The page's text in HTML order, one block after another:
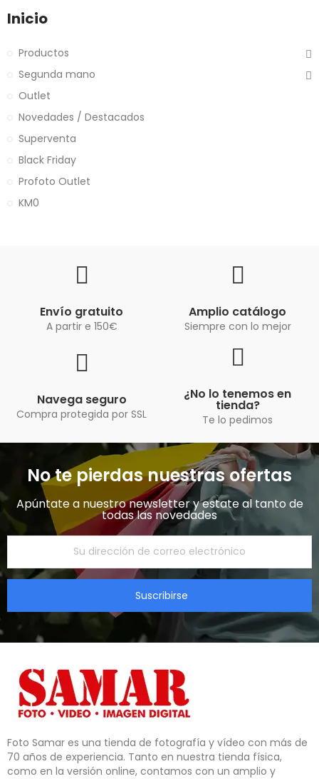
Inicio
Productos
Segunda mano
Outlet
Novedades / Destacados
Superventa
Black Friday
Profoto Outlet
KM0
Envío gratuito
A partir e 150€
Amplio catálogo
Siempre con lo mejor
Navega seguro
Compra protegida por SSL
¿No lo tenemos en
tienda?
Te lo pedimos
No te pierdas nuestras ofertas
Apúntate a nuestro newsletter y estate al tanto de
todas las novedades​
Suscribirse
Foto Samar es una tienda de fotografía y vídeo con más de
70 años de experiencia. Tanto en nuestra tienda física,
como en la versión online, contamos con un amplio y